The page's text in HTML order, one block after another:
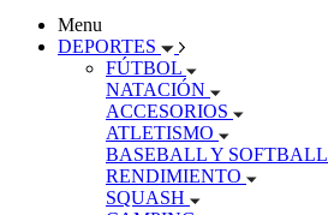
Menu
DEPORTES
FÚTBOL
NATACIÓN
ACCESORIOS
ATLETISMO
BASEBALL Y SOFTBALL
RENDIMIENTO
SQUASH